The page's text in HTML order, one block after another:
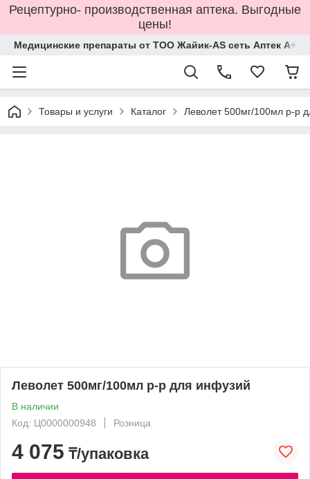
Рецептурно- производственная аптека. Выгодные
цены!
Медицинские препараты от ТОО Жайик-AS сеть Аптек А+
Товары и услуги Каталог Леволет 500мг/100мл р-р
Леволет 500мг/100мл р-р для инфузий
В наличии
Код: Ц0000000948
Розница
4 075 ₸/упаковка